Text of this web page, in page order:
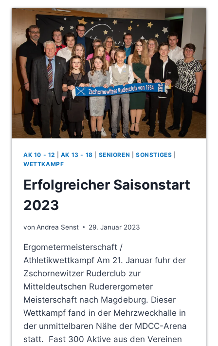
AK 10 - 12 AK 13 - 18 SENIOREN |SONSTIGES
WETTKAMPF
Erfolgreicher Saisonstart
2023
von Andrea Senst 29. Januar 2023
Ergometermeisterschaft /
Athletikwettkampf Am 21. Januar fuhr der
Zschornewitzer Ruderclub zur
Mitteldeutschen Ruderergometer
Meisterschaft nach Magdeburg. Dieser
Wettkampf fand in der Mehrzweckhalle in
der unmittelbaren Nähe der MDCC-Arena
statt. Fast 300 Aktive aus den Vereinen